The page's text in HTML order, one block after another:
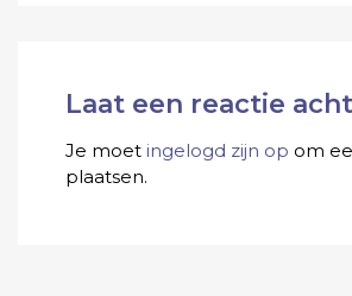
Laat een reactie
Je moet ingelogd zijn op om
plaatsen.